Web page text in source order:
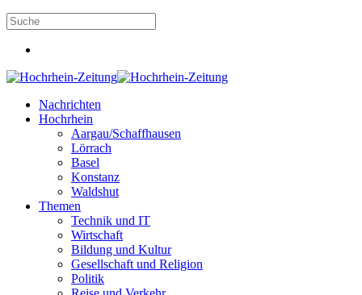
Nachrichten
Hochrhein
Aargau/Schaffhausen
Lörrach
Basel
Konstanz
Waldshut
Themen
Technik und IT
Wirtschaft
Bildung und Kultur
Gesellschaft und Religion
Politik